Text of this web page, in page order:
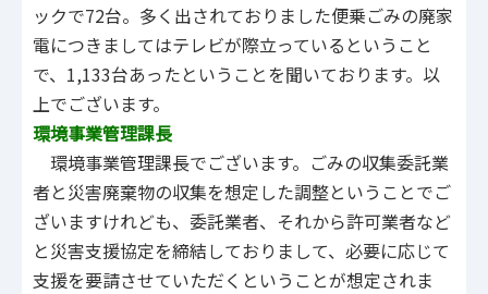
ックで72台。多く出されておりました便乗ごみの廃家
電につきましてはテレビが際立っているということ
で、1,133台あったということを聞いております。以
上でございます。
環境事業管理課長
環境事業管理課長でございます。ごみの収集委託業
者と災害廃棄物の収集を想定した調整ということでご
ざいますけれども、委託業者、それから許可業者など
と災害支援協定を締結しておりまして、必要に応じて
支援を要請させていただくということが想定されま